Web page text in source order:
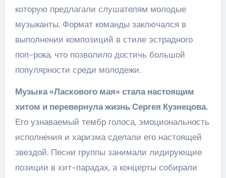
которую предлагали слушателям молодые
музыканты. Формат команды заключался в
выполнении композиций в стиле эстрадного
поп-рока, что позволило достичь большой
популярности среди молодежи.
Музыка «Ласкового мая» стала настоящим
хитом и перевернула жизнь Сергея Кузнецова.
Его узнаваемый тембр голоса, эмоциональность
исполнения и харизма сделали его настоящей
звездой. Песни группы занимали лидирующие
позиции в хит-парадах, а концерты собирали